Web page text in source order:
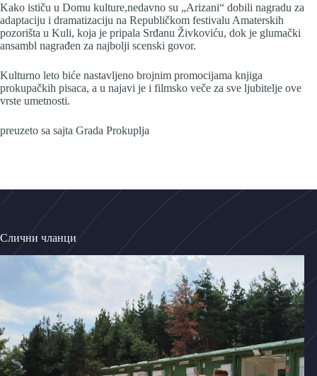
Kako ističu u Domu kulture,nedavno su „Arizani“ dobili nagradu za
adaptaciju i dramatizaciju na Republičkom festivalu Amaterskih
pozorišta u Kuli, koja je pripala Srđanu Živkoviću, dok je glumački
ansambl nagrađen za najbolji scenski govor.
Kulturno leto biće nastavljeno brojnim promocijama knjiga
prokupačkih pisaca, a u najavi je i filmsko veče za sve ljubitelje ove
vrste umetnosti.
preuzeto sa sajta Grada Prokuplja
Слични чланци